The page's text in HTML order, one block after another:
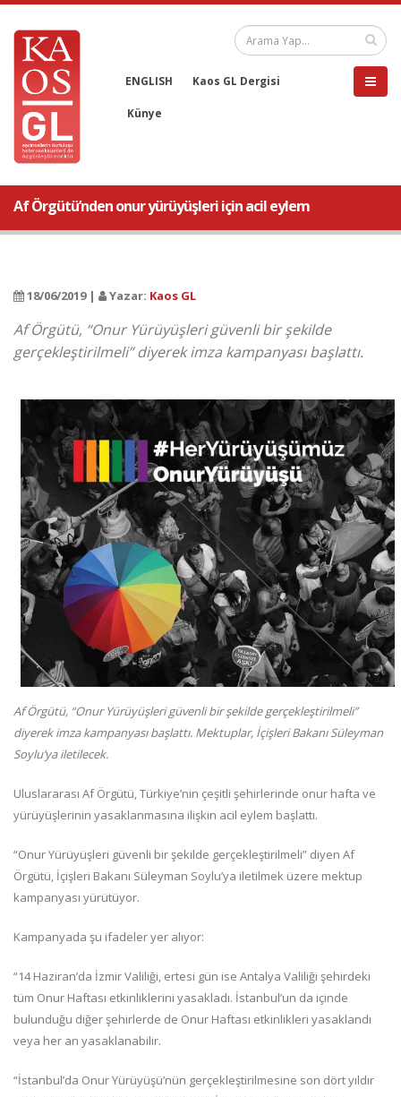
ENGLISH Kaos GL Dergisi
Künye
Af Örgütü’nden onur yürüyüşleri için acil eylem
18/06/2019 | Yazar: Kaos GL
Af Örgütü, “Onur Yürüyüşleri güvenli bir şekilde
gerçekleştirilmeli” diyerek imza kampanyası başlattı.
Af Örgütü, “Onur Yürüyüşleri güvenli bir şekilde gerçekleştirilmeli”
diyerek imza kampanyası başlattı. Mektuplar, İçişleri Bakanı Süleyman
Soylu’ya iletilecek.
Uluslararası Af Örgütü, Türkiye’nin çeşitli şehirlerinde onur hafta ve
yürüyüşlerinin yasaklanmasına ilişkin acil eylem başlattı.
“Onur Yürüyüşleri güvenli bir şekilde gerçekleştirilmeli” diyen Af
Örgütü, İçişleri Bakanı Süleyman Soylu’ya iletilmek üzere mektup
kampanyası yürütüyor.
Kampanyada şu ifadeler yer alıyor:
“14 Haziran’da İzmir Valiliği, ertesi gün ise Antalya Valiliği şehirdeki
tüm Onur Haftası etkinliklerini yasakladı. İstanbul’un da içinde
bulunduğu diğer şehirlerde de Onur Haftası etkinlikleri yasaklandı
veya her an yasaklanabilir.
“İstanbul’da Onur Yürüyüşü’nün gerçekleştirilmesine son dört yıldır